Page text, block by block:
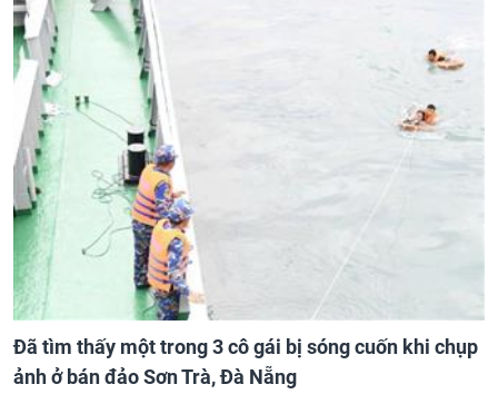
Đã tìm thấy một trong 3 cô gái bị sóng cuốn khi chụp
ảnh ở bán đảo Sơn Trà, Đà Nẵng